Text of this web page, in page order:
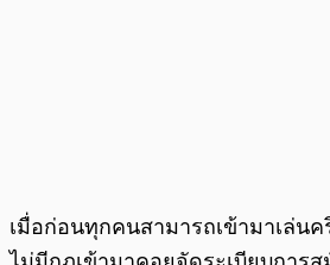
เมื่อก่อนทุกคนสามารถเข้ามาเล่นค